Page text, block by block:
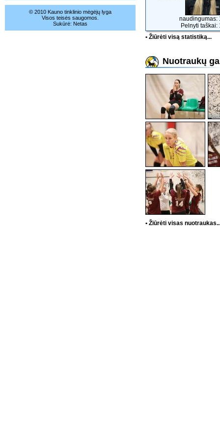
© 2010 Kauno tinklinio mėgėjų lyga
Visos teisės saugomos.
Sukūrė: Netas
naudingumas:
Pelnyti taškai:
• Žiūrėti visą statistiką...
Nuotraukų
• Žiūrėti visas